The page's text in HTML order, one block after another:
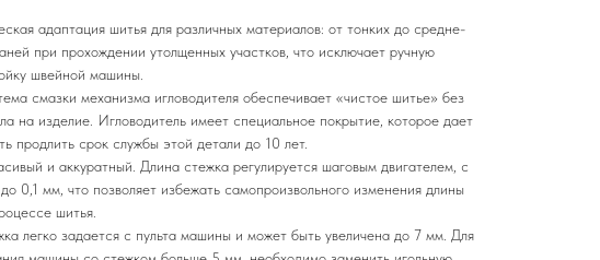
адаптация шитья для различных материалов: от тонких до средне-
при прохождении утолщенных участков, что исключает ручную
швейной машины.
смазки механизма игловодителя обеспечивает «чистое шитье» без
на изделие. Игловодитель имеет специальное покрытие, которое дает
продлить срок службы этой детали до 10 лет.
и аккуратный. Длина стежка регулируется шаговым двигателем, с
0,1 мм, что позволяет избежать самопроизвольного изменения длины
шитья.
легко задается с пульта машины и может быть увеличена до 7 мм. Для